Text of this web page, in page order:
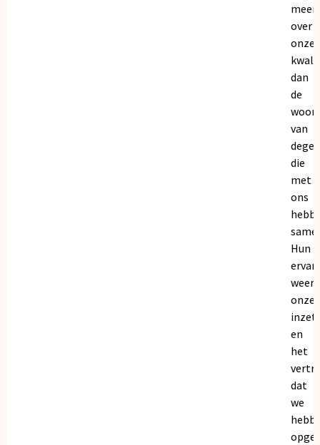
meer
over
onze
dan
de
van
die
met
ons
Hun
onze
inzet
en
het
dat
we